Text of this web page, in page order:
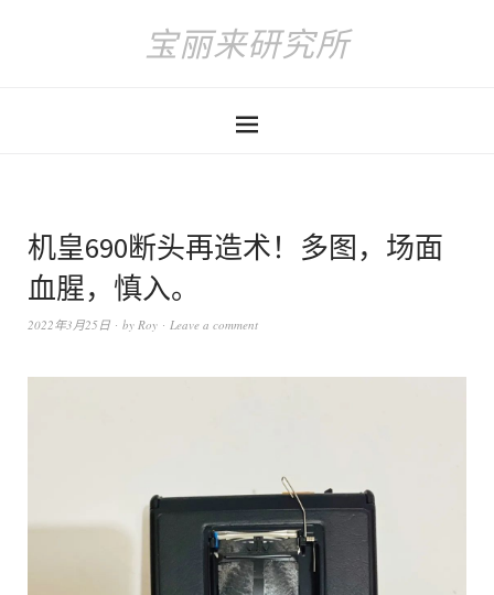
宝丽来研究所
机皇690断头再造术！多图，场面
血腥，慎入。
2022年3月25日 by Roy Leave a comment